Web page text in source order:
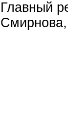
Главный
Смирнова,